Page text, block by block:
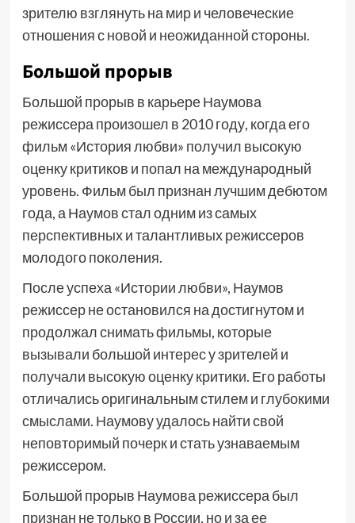
зрителю взглянуть на мир и человеческие
отношения с новой и неожиданной стороны.
Большой прорыв
Большой прорыв в карьере Наумова
режиссера произошел в 2010 году, когда его
фильм «История любви» получил высокую
оценку критиков и попал на международный
уровень. Фильм был признан лучшим дебютом
года, а Наумов стал одним из самых
перспективных и талантливых режиссеров
молодого поколения.
После успеха «Истории любви», Наумов
режиссер не остановился на достигнутом и
продолжал снимать фильмы, которые
вызывали большой интерес у зрителей и
получали высокую оценку критики. Его работы
отличались оригинальным стилем и глубокими
смыслами. Наумову удалось найти свой
неповторимый почерк и стать узнаваемым
режиссером.
Большой прорыв Наумова режиссера был
признан не только в России, но и за ее